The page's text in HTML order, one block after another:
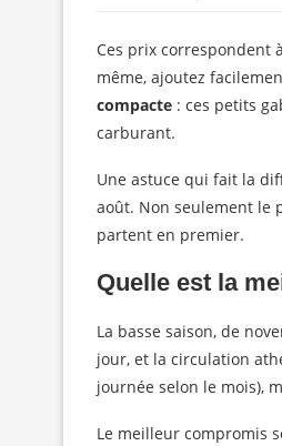
Ces prix correspondent
même, ajoutez
compacte : ces petits
carburant.
Une astuce qui fait la
août. Non seulement le
partent en premier.
Quelle est la
La basse saison, de
jour, et la circulation
journée selon le mois),
Le meilleur compromis